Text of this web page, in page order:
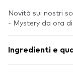
Novità sui nostri
- Mystery da ora
Ingredienti e